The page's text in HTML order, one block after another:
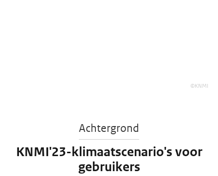
©KNMI
Achtergrond
KNMI'23-klimaatscenario's voor
gebruikers